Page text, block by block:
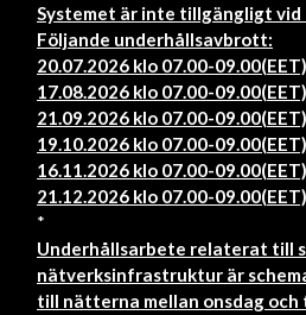
Systemet är inte tillgängligt
Följande underhållsavbrott:
20.07.2026 klo 07.00-09.00(EET)
17.08.2026 klo 07.00-09.00(EET)
21.09.2026 klo 07.00-09.00(EET)
19.10.2026 klo 07.00-09.00(EET)
16.11.2026 klo 07.00-09.00(EET)
21.12.2026 klo 07.00-09.00(EET)
*
Underhållsarbete relaterat till
nätverksinfrastruktur är
till nätterna mellan onsdag och